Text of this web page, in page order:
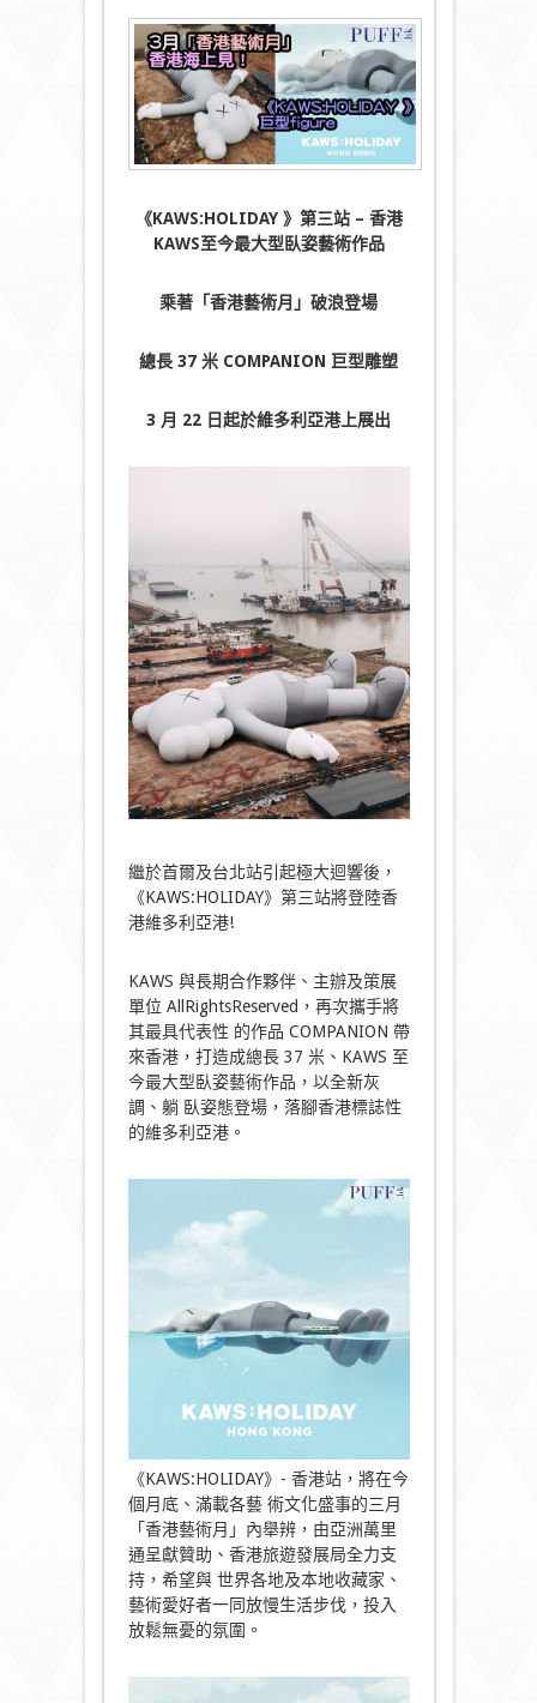
《KAWS:HOLIDAY 》第三站 – 香港
KAWS至今最大型臥姿藝術作品
乘著「香港藝術月」破浪登場
總長 37 米 COMPANION 巨型雕塑
3 月 22 日起於維多利亞港上展出
繼於首爾及台北站引起極大迴響後，
《KAWS:HOLIDAY》第三站將登陸香
港維多利亞港!
KAWS 與長期合作夥伴、主辦及策展
單位 AllRightsReserved，再次攜手將
其最具代表性 的作品 COMPANION 帶
來香港，打造成總長 37 米、KAWS 至
今最大型臥姿藝術作品，以全新灰
調、躺 臥姿態登場，落腳香港標誌性
的維多利亞港。
《KAWS:HOLIDAY》- 香港站，將在今
個月底、滿載各藝 術文化盛事的三月
「香港藝術月」內舉辨，由亞洲萬里
通呈獻贊助、香港旅遊發展局全力支
持，希望與 世界各地及本地收藏家、
藝術愛好者一同放慢生活步伐，投入
放鬆無憂的氛圍。